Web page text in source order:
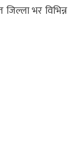
भर विभिन्न